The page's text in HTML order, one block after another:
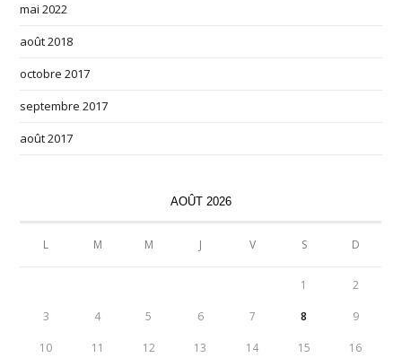
mai 2022
août 2018
octobre 2017
septembre 2017
août 2017
AOÛT 2026
L M M J V S D
1 2
3 4 5 6 7 8 9
10 11 12 13 14 15 16